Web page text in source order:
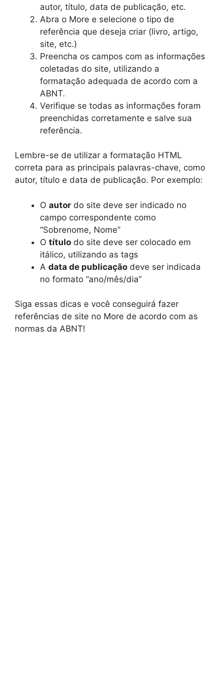
autor, título, data de publicação, etc.
Abra o More e selecione o tipo de
referência que deseja criar (livro, artigo,
site, etc.)
Preencha os campos com as informações
coletadas do site, utilizando a
formatação adequada de acordo com a
ABNT.
Verifique se todas as informações foram
preenchidas corretamente e salve sua
referência.
Lembre-se de utilizar a formatação HTML
correta para as principais palavras-chave, como
autor, título e data de publicação. Por exemplo:
O autor do site deve ser indicado no
campo correspondente como
“Sobrenome, Nome”
O título do site deve ser colocado em
itálico, utilizando as tags
A data de publicação deve ser indicada
no formato “ano/mês/dia”
Siga essas dicas e você conseguirá fazer
referências de site no More de acordo com as
normas da ABNT!